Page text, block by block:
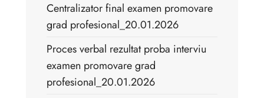
Centralizator final examen promovare
grad profesional_20.01.2026
Proces verbal rezultat proba interviu
examen promovare grad
profesional_20.01.2026